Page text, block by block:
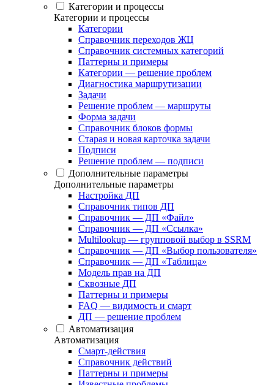
Категории и процессы
Категории и процессы
Категории
Справочник переходов ЖЦ
Справочник системных категорий
Паттерны и примеры
Категории — решение проблем
Диагностика маршрутизации
Задачи
Решение проблем — маршруты
Форма задачи
Справочник блоков формы
Старая и новая карточка задачи
Подписи
Решение проблем — подписи
Дополнительные параметры
Дополнительные параметры
Настройка ДП
Справочник типов ДП
Справочник — ДП «Файл»
Справочник — ДП «Ссылка»
Multilookup — групповой выбор в SSRM
Справочник — ДП «Выбор пользователя»
Справочник — ДП «Таблица»
Модель прав на ДП
Сквозные ДП
Паттерны и примеры
FAQ — видимость и смарт
ДП — решение проблем
Автоматизация
Автоматизация
Смарт-действия
Справочник действий
Паттерны и примеры